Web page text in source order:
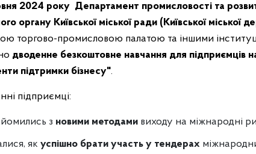
2024 року Департамент промисловості та
органу Київської міської ради (Київської міської
торгово-промисловою палатою та іншими
дводенне безкоштовне навчання для підприємців
підтримки бізнесу".
підприємці:
з новими методами виходу на міжнародні
як успішно брати участь у тендерах